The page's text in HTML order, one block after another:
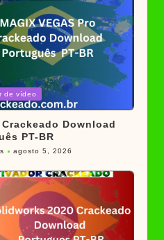
de vídeo
Crackeado Download
PT-BR
agosto 5, 2026